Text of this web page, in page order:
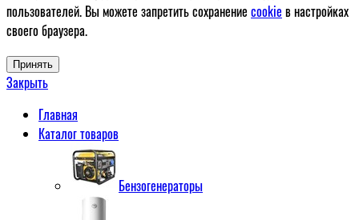
пользователей. Вы можете запретить сохранение cookie в настройках
своего браузера.
Принять
Закрыть
Главная
Каталог товаров
Бензогенераторы